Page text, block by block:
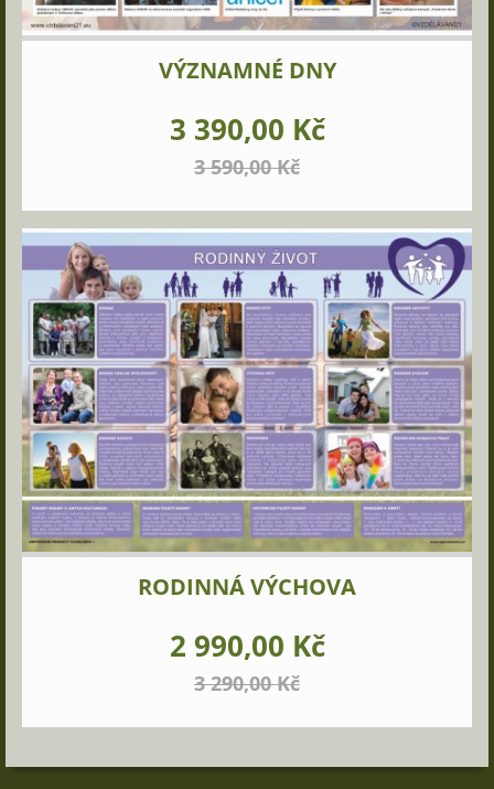
VÝZNAMNÉ DNY
3 390,00 Kč
3 590,00 Kč
RODINNÁ VÝCHOVA
2 990,00 Kč
3 290,00 Kč